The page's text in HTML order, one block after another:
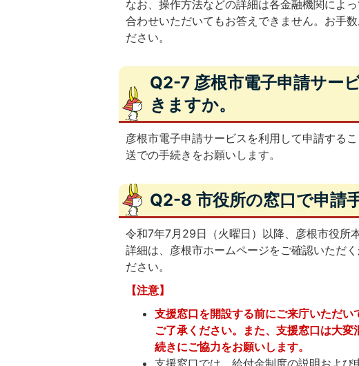
なお、操作方法などの詳細は各金融機関によ
合わせいただいてもお答えできません。お手
ださい。
Q2-7 彦根市電子申請サー
きますか。
彦根市電子申請サービスを利用して申請する
送での手続きをお願いします。
Q2-8 市役所の窓口で申請
令和7年7月29日（火曜日）以降、彦根市役所
詳細は、彦根市ホームページをご確認いただ
ださい。
【注意】
支援窓口を開設する前にご来庁いただ
ご了承ください。また、支援窓口は大
続きにご協力をお願いします。
支援窓口では、給付金制度の説明およ